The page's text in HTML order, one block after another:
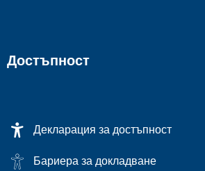
Достъпност
Декларация за достъпност
Бариера за докладване